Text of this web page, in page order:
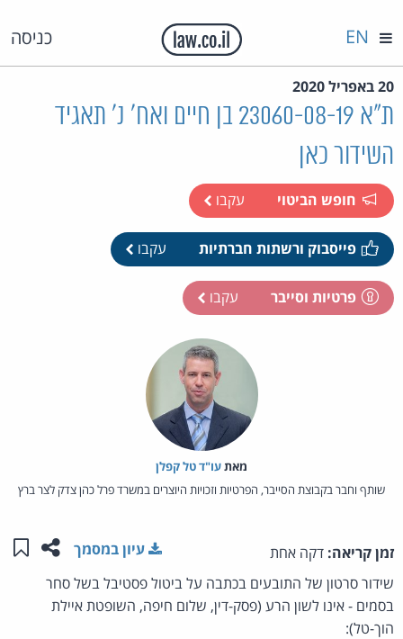
כניסה EN
20 באפריל 2020
ת"א 23060-08-19 בן חיים ואח' נ' תאגיד
השידור כאן
חופש הביטוי עקבו
פייסבוק ורשתות חברתיות עקבו
פרטיות וסייבר עקבו
מאת‏עו"ד טל קפלן
שותף וחבר בקבוצת הסייבר, הפרטיות וזכויות היוצרים במשרד פרל כהן צדק לצר ברץ
זמן קריאה: דקה אחת שתפו
עיון במסמך
שידור סרטון של התובעים בכתבה על ביטול פסטיבל בשל סחר
בסמים - אינו לשון הרע (פסק-דין, שלום חיפה, השופטת איילת
הוך-טל):